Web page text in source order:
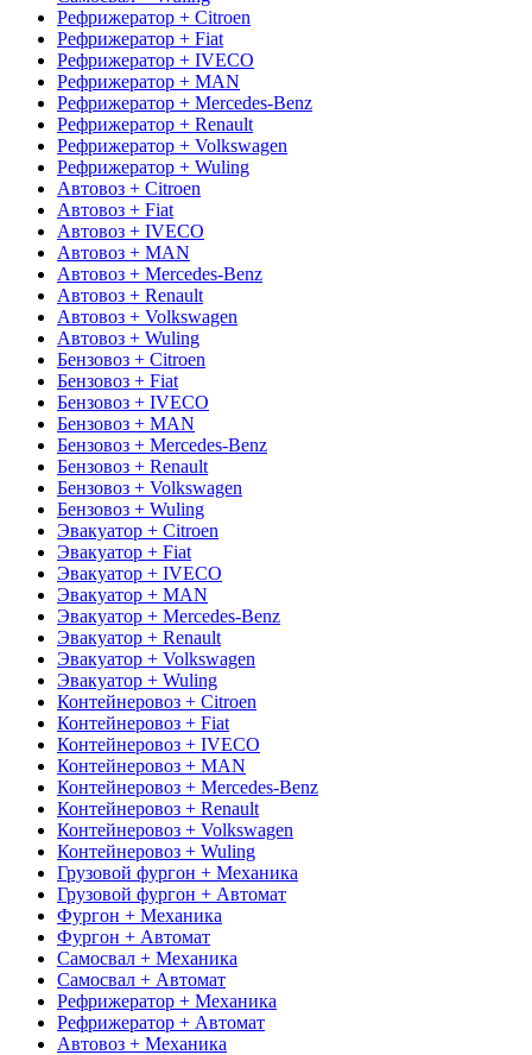
Рефрижератор + Citroen
Рефрижератор + Fiat
Рефрижератор + IVECO
Рефрижератор + MAN
Рефрижератор + Mercedes-Benz
Рефрижератор + Renault
Рефрижератор + Volkswagen
Рефрижератор + Wuling
Автовоз + Citroen
Автовоз + Fiat
Автовоз + IVECO
Автовоз + MAN
Автовоз + Mercedes-Benz
Автовоз + Renault
Автовоз + Volkswagen
Автовоз + Wuling
Бензовоз + Citroen
Бензовоз + Fiat
Бензовоз + IVECO
Бензовоз + MAN
Бензовоз + Mercedes-Benz
Бензовоз + Renault
Бензовоз + Volkswagen
Бензовоз + Wuling
Эвакуатор + Citroen
Эвакуатор + Fiat
Эвакуатор + IVECO
Эвакуатор + MAN
Эвакуатор + Mercedes-Benz
Эвакуатор + Renault
Эвакуатор + Volkswagen
Эвакуатор + Wuling
Контейнеровоз + Citroen
Контейнеровоз + Fiat
Контейнеровоз + IVECO
Контейнеровоз + MAN
Контейнеровоз + Mercedes-Benz
Контейнеровоз + Renault
Контейнеровоз + Volkswagen
Контейнеровоз + Wuling
Грузовой фургон + Механика
Грузовой фургон + Автомат
Фургон + Механика
Фургон + Автомат
Самосвал + Механика
Самосвал + Автомат
Рефрижератор + Механика
Рефрижератор + Автомат
Автовоз + Механика